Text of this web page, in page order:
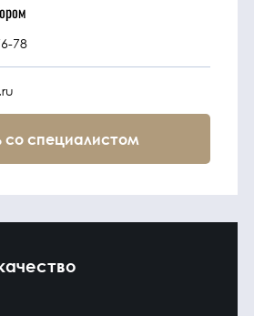
78
со специалистом